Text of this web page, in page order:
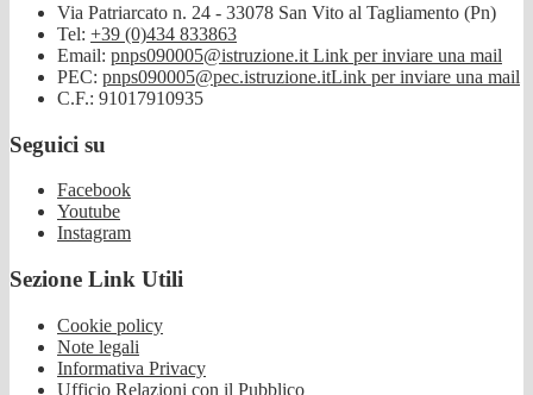
Via Patriarcato n. 24 - 33078 San Vito al Tagliamento (Pn)
Tel: +39 (0)434 833863
Email: pnps090005@istruzione.it Link per inviare una mail
PEC: pnps090005@pec.istruzione.itLink per inviare una mail
C.F.: 91017910935
Seguici su
Facebook
Youtube
Instagram
Sezione Link Utili
Cookie policy
Note legali
Informativa Privacy
Ufficio Relazioni con il Pubblico